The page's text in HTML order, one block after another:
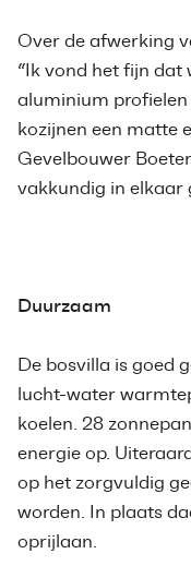
Over de afwerking
“Ik vond het fijn dat
aluminium
kozijnen een matte
Gevelbouwer
vakkundig in elkaar
Duurzaam
De bosvilla is goed
lucht-water
koelen. 28
energie op.
op het zorgvuldig
worden. In plaats
oprijlaan.